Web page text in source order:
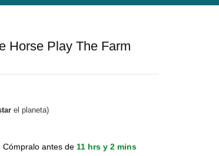
Horse Play The Farm
el planeta)
Cómpralo antes de 11 hrs y 2 mins